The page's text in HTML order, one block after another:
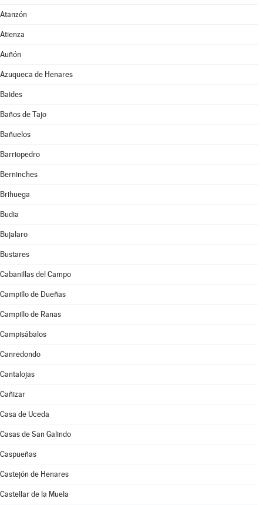
Atanzón
Atienza
Auñón
Azuqueca de Henares
Baides
Baños de Tajo
Bañuelos
Barriopedro
Berninches
Brihuega
Budia
Bujalaro
Bustares
Cabanillas del Campo
Campillo de Dueñas
Campillo de Ranas
Campisábalos
Canredondo
Cantalojas
Cañizar
Casa de Uceda
Casas de San Galindo
Caspueñas
Castejón de Henares
Castellar de la Muela